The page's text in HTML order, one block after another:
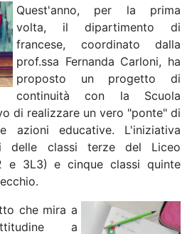
Quest'anno, per la prima
volta, il dipartimento di
francese, coordinato dalla
prof.ssa Fernanda Carloni, ha
proposto un progetto di
continuità con la Scuola
di realizzare un vero "ponte" di
azioni educative. L'iniziativa
delle classi terze del Liceo
e 3L3) e cinque classi quinte
che mira a
a